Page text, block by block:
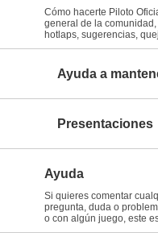
Cómo hacerte Piloto
general de la
hotlaps, sugerencias,
Ayuda a
Presentaciones
Ayuda
Si quieres comentar
pregunta, duda o
o con algún juego, este